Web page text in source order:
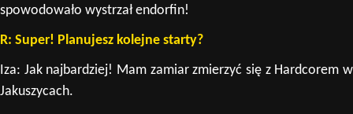
spowodowało wystrzał endorfin!
R: Super! Planujesz kolejne starty?
Iza: Jak najbardziej! Mam zamiar zmierzyć się z Hardcorem w
Jakuszycach.